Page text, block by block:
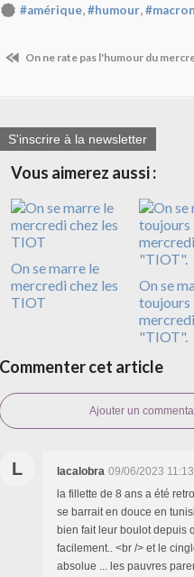
#amérique,#humour,#macron
On ne rate pas l'humour du
S'inscrire à la newsletter
Vous aimerez aussi :
On se marre le
mercredi chez les
TIOT
On se
toujours
"TIOT".
Commenter cet article
Ajouter un
L lacalobra 09/06/2023 11:13
la fillette de 8 ans a été
se barrait en douce en
bien fait leur boulot depuis
facilement.. <br /> et le
absolue ... les pauvres